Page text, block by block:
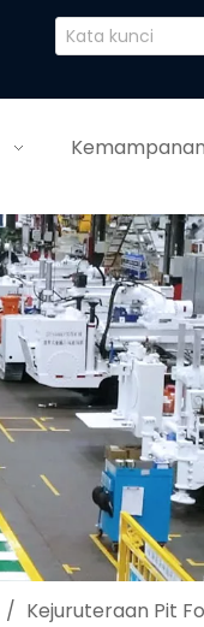
Kemampanan
/ Kejuruteraan Pit